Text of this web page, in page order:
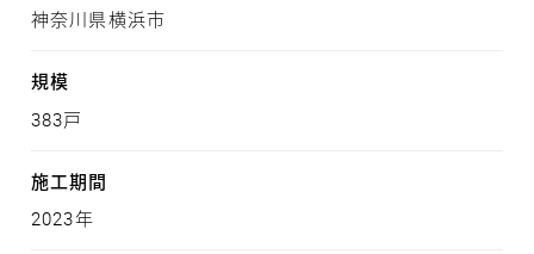
神奈川県横浜市
規模
383戸
施工期間
2023年